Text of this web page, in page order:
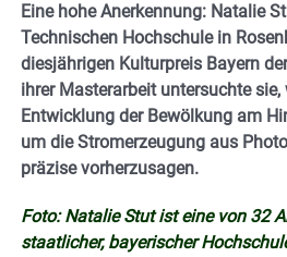
Eine hohe Anerkennung: Natalie
Technischen Hochschule in
diesjährigen Kulturpreis Bayern
ihrer Masterarbeit untersuchte sie,
Entwicklung der Bewölkung am
um die Stromerzeugung aus
präzise vorherzusagen.
Foto: Natalie Stut ist eine von 32
staatlicher, bayerischer